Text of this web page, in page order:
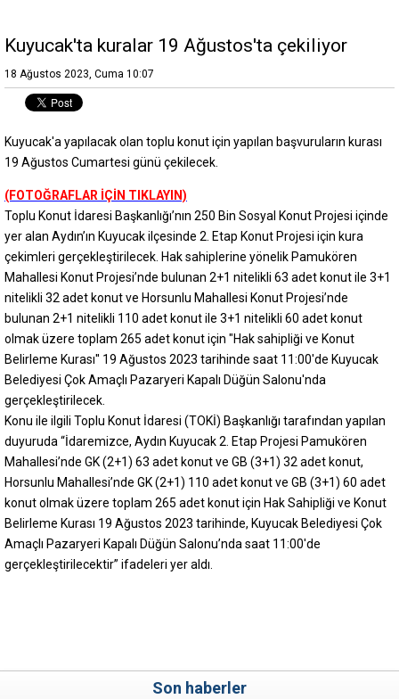
Kuyucak'ta kuralar 19 Ağustos'ta çekiliyor
18 Ağustos 2023, Cuma 10:07
Kuyucak'a yapılacak olan toplu konut için yapılan başvuruların kurası
19 Ağustos Cumartesi günü çekilecek.
(FOTOĞRAFLAR İÇİN TIKLAYIN)
Toplu Konut İdaresi Başkanlığı’nın 250 Bin Sosyal Konut Projesi içinde
yer alan Aydın’ın Kuyucak ilçesinde 2. Etap Konut Projesi için kura
çekimleri gerçekleştirilecek. Hak sahiplerine yönelik Pamukören
Mahallesi Konut Projesi’nde bulunan 2+1 nitelikli 63 adet konut ile 3+1
nitelikli 32 adet konut ve Horsunlu Mahallesi Konut Projesi’nde
bulunan 2+1 nitelikli 110 adet konut ile 3+1 nitelikli 60 adet konut
olmak üzere toplam 265 adet konut için "Hak sahipliği ve Konut
Belirleme Kurası'' 19 Ağustos 2023 tarihinde saat 11:00'de Kuyucak
Belediyesi Çok Amaçlı Pazaryeri Kapalı Düğün Salonu'nda
gerçekleştirilecek.
Konu ile ilgili Toplu Konut İdaresi (TOKİ) Başkanlığı tarafından yapılan
duyuruda “İdaremizce, Aydın Kuyucak 2. Etap Projesi Pamukören
Mahallesi’nde GK (2+1) 63 adet konut ve GB (3+1) 32 adet konut,
Horsunlu Mahallesi’nde GK (2+1) 110 adet konut ve GB (3+1) 60 adet
konut olmak üzere toplam 265 adet konut için Hak Sahipliği ve Konut
Belirleme Kurası 19 Ağustos 2023 tarihinde, Kuyucak Belediyesi Çok
Amaçlı Pazaryeri Kapalı Düğün Salonu’nda saat 11:00'de
gerçekleştirilecektir” ifadeleri yer aldı.
Son haberler